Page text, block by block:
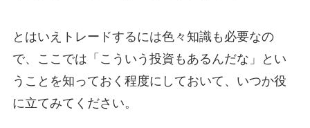
とはいえトレードするには色々知識も必要なの
で、ここでは「こういう投資もあるんだな」とい
うことを知っておく程度にしておいて、いつか役
に立てみてください。